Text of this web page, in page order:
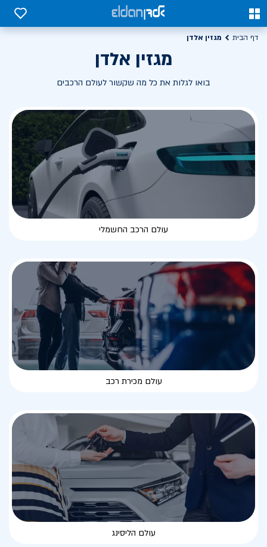
0
0
דף הבית מגזין אלדן
מגזין אלדן
בואו לגלות את כל מה שקשור לעולם הרכבים
עולם הרכב החשמלי
עולם מכירת רכב
עולם הליסינג